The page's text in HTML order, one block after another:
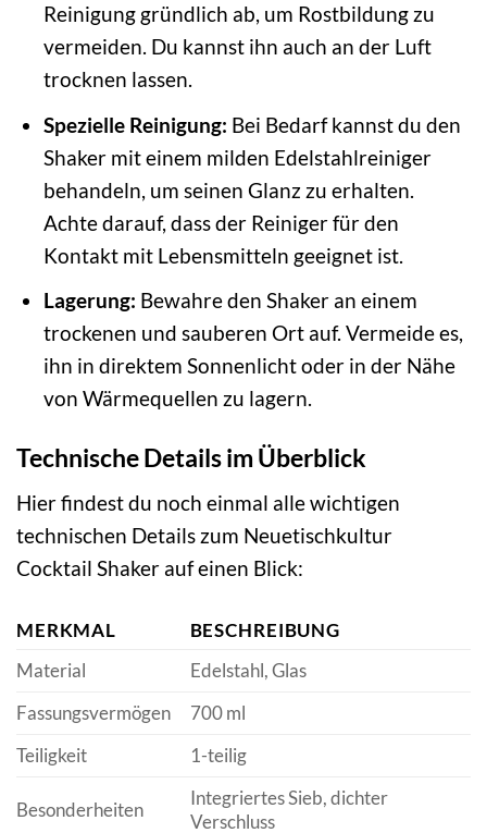
Reinigung gründlich ab, um Rostbildung zu
vermeiden. Du kannst ihn auch an der Luft
trocknen lassen.
Spezielle Reinigung: Bei Bedarf kannst du den
Shaker mit einem milden Edelstahlreiniger
behandeln, um seinen Glanz zu erhalten.
Achte darauf, dass der Reiniger für den
Kontakt mit Lebensmitteln geeignet ist.
Lagerung: Bewahre den Shaker an einem
trockenen und sauberen Ort auf. Vermeide es,
ihn in direktem Sonnenlicht oder in der Nähe
von Wärmequellen zu lagern.
Technische Details im Überblick
Hier findest du noch einmal alle wichtigen
technischen Details zum Neuetischkultur
Cocktail Shaker auf einen Blick:
MERKMAL
BESCHREIBUNG
Material
Edelstahl, Glas
Fassungsvermögen
700 ml
Teiligkeit
1-teilig
Besonderheiten
Integriertes Sieb, dichter
Verschluss